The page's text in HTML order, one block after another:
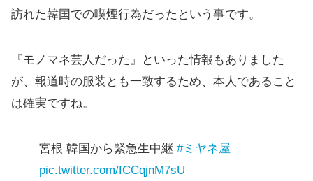
訪れた韓国での喫煙行為だったという事です。
『モノマネ芸人だった』といった情報もありました
が、報道時の服装とも一致するため、本人であること
は確実ですね。
宮根 韓国から緊急生中継 #ミヤネ屋
pic.twitter.com/fCCqjnM7sU